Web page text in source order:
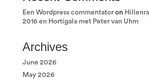
Een Wordpress commentatoron
2016 en Hortigala met Peter van Uhm
Archives
June 2026
May 2026